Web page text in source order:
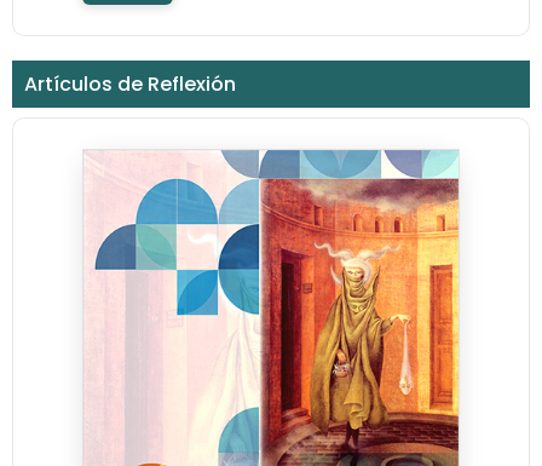
Artículos de Reflexión